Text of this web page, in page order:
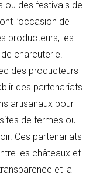
ou des festivals de
l’occasion de
producteurs, les
charcuterie.
des producteurs
des partenariats
artisanaux pour
de fermes ou
Ces partenariats
les châteaux et
et la